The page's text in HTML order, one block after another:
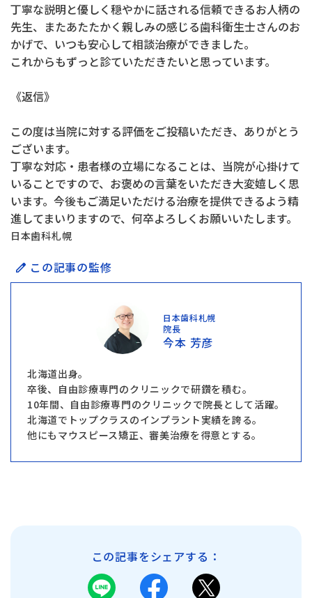
丁寧な説明と優しく穏やかに話される信頼できるお人柄の
先生、またあたたかく親しみの感じる歯科衛生士さんのお
かげで、いつも安心して相談治療ができました。
これからもずっと診ていただきたいと思っています。
《返信》
この度は当院に対する評価をご投稿いただき、ありがとう
ございます。
丁寧な対応・患者様の立場になることは、当院が心掛けて
いることですので、お褒めの言葉をいただき大変嬉しく思
います。今後もご満足いただける治療を提供できるよう精
進してまいりますので、何卒よろしくお願いいたします。
日本歯科札幌
この記事の監修
日本歯科札幌
院長
今本 芳彦
北海道出身。
卒後、自由診療専門のクリニックで研鑽を積む。
10年間、自由診療専門のクリニックで院長として活躍。
北海道でトップクラスのインプラント実績を誇る。
他にもマウスピース矯正、審美治療を得意とする。
この記事をシェアする：